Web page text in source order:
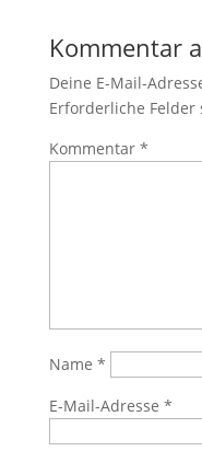
Kommentar
Deine E-Mail-
Erforderliche
Kommentar *
Name *
E-Mail-Adresse *